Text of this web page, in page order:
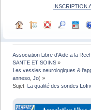
INSCRIPTION
Association Libre d'Aide a la
SANTE ET SOINS »
Les vessies neurologiques &
anneso ,Jo) »
Sujet: La qualité des sondes